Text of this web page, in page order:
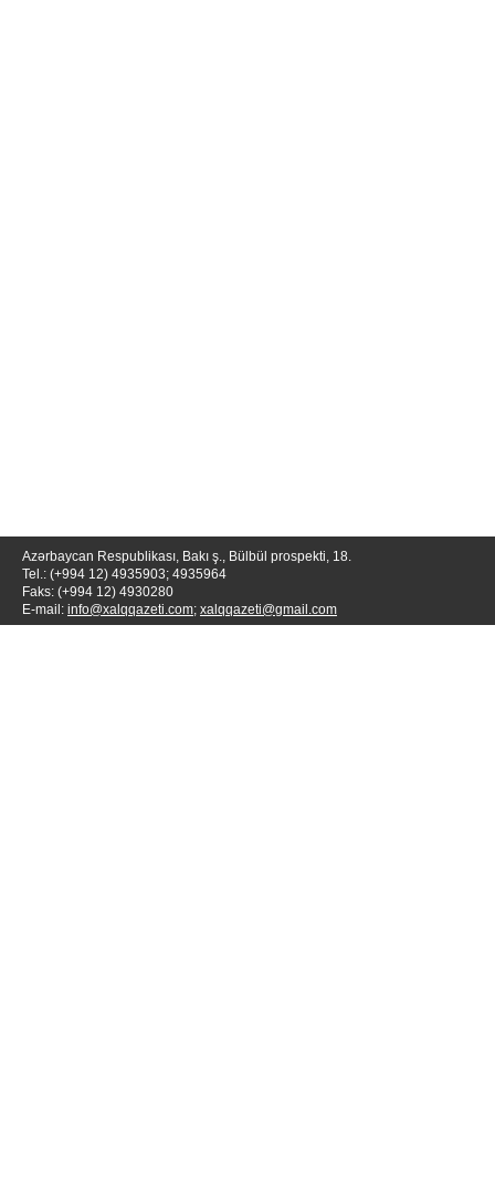
Azərbaycan Respublikası, Bakı ş., Bülbül prospekti, 18.
Tel.: (+994 12) 4935903; 4935964
Faks: (+994 12) 4930280
E-mail: info@xalqqazeti.com; xalqqazeti@gmail.com